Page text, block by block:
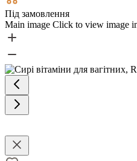
Під замовлення
Main image Click to view image